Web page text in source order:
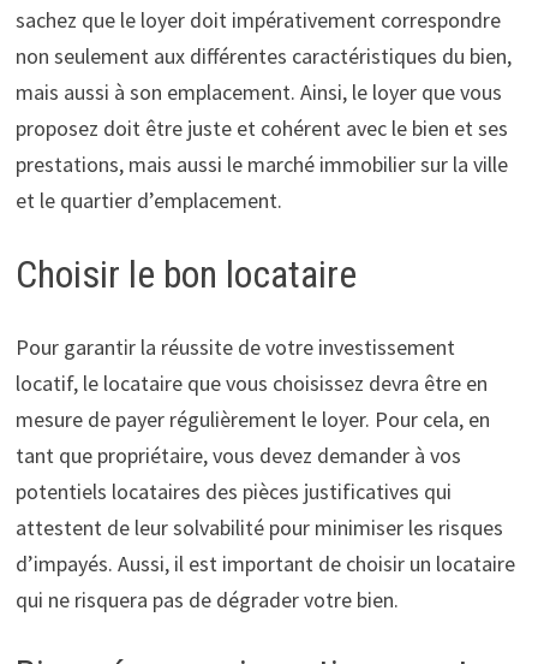
sachez que le loyer doit impérativement correspondre
non seulement aux différentes caractéristiques du bien,
mais aussi à son emplacement. Ainsi, le loyer que vous
proposez doit être juste et cohérent avec le bien et ses
prestations, mais aussi le marché immobilier sur la ville
et le quartier d’emplacement.
Choisir le bon locataire
Pour garantir la réussite de votre investissement
locatif, le locataire que vous choisissez devra être en
mesure de payer régulièrement le loyer. Pour cela, en
tant que propriétaire, vous devez demander à vos
potentiels locataires des pièces justificatives qui
attestent de leur solvabilité pour minimiser les risques
d’impayés. Aussi, il est important de choisir un locataire
qui ne risquera pas de dégrader votre bien.